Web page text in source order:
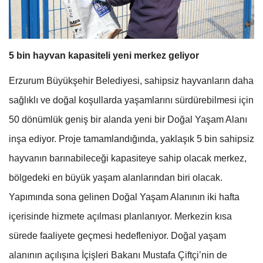
5 bin hayvan kapasiteli yeni merkez geliyor
Erzurum Büyükşehir Belediyesi, sahipsiz hayvanların daha
sağlıklı ve doğal koşullarda yaşamlarını sürdürebilmesi için
50 dönümlük geniş bir alanda yeni bir Doğal Yaşam Alanı
inşa ediyor. Proje tamamlandığında, yaklaşık 5 bin sahipsiz
hayvanın barınabileceği kapasiteye sahip olacak merkez,
bölgedeki en büyük yaşam alanlarından biri olacak.
Yapımında sona gelinen Doğal Yaşam Alanının iki hafta
içerisinde hizmete açılması planlanıyor. Merkezin kısa
sürede faaliyete geçmesi hedefleniyor. Doğal yaşam
alanının açılışına İçişleri Bakanı Mustafa Çiftçi’nin de